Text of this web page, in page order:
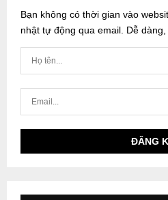
Bạn không có thời gian vào
nhật tự động qua email. Dễ dàng,